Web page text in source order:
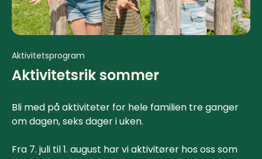
Aktivitetsprogram
Aktivitetsrik sommer
Bli med på aktiviteter for hele familien tre ganger
om dagen, seks dager i uken.
Fra 7. juli til 1. august har vi aktivitører hos oss som